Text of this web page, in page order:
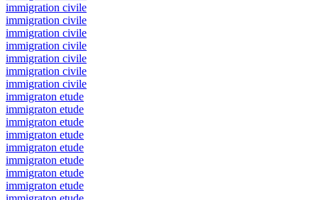
immigration civile
immigration civile
immigration civile
immigration civile
immigration civile
immigration civile
immigration civile
immigraton etude
immigraton etude
immigraton etude
immigraton etude
immigraton etude
immigraton etude
immigraton etude
immigraton etude